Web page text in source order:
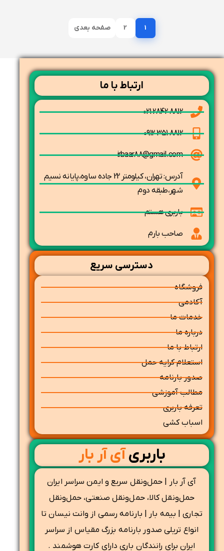
1
2 صفحه بعدی
ارتباط با ما
8812 2842 021
8812 351 0912
irbaar88@gmail.com
آدرس: تهران، کیلومتر 22 جاده ساوه،پایانه نسیم
شهر،طبقه دوم
باربری هستم
صاحب بارم
دسترسی سریع
فروشگاه
آکادمی
خدمات ما
درباره ما
ارتباط با ما
استعلام کرایه حمل
صدور بارنامه
مطالب آموزشی
تعرفه باربری
اسباب کشی
باربریآی آر بار
آی آر بار | حمل‌ونقل سریع و ایمن سراسر ایران
حمل‌ونقل کالا، حمل‌ونقل صنعتی، حمل‌ونقل
تجاری | بیمه بار | بارنامه رسمی از وانت نیسان تا
انواع تریلی صدور بارنامه بزرگ مقیاس از سراسر
ایران برای رانندگان باری دارای کارت هوشمند .